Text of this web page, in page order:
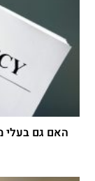
האם גם בעלי